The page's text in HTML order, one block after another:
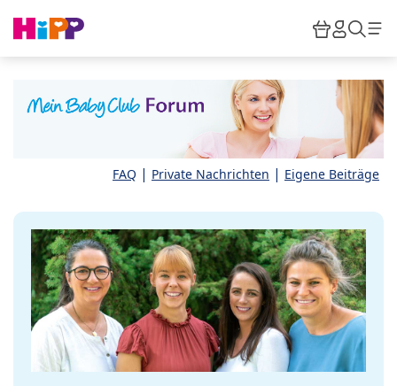
HiPP
FAQ | Private Nachrichten | Eigene Beiträge